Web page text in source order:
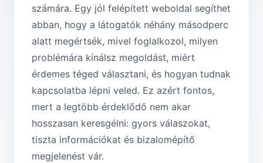
számára. Egy jól felépített weboldal segíthet
abban, hogy a látogatók néhány másodperc
alatt megértsék, mivel foglalkozol, milyen
problémára kínálsz megoldást, miért
érdemes téged választani, és hogyan tudnak
kapcsolatba lépni veled. Ez azért fontos,
mert a legtöbb érdeklődő nem akar
hosszasan keresgélni: gyors válaszokat,
tiszta információkat és bizalomépítő
megjelenést vár.